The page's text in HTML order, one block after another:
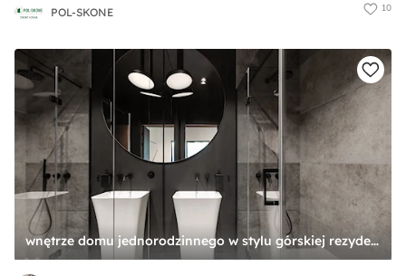
POL-SKONE 10
wnętrze domu jednorodzinnego w stylu górskiej rezydencji | SPACELAB - zdjęcie od SPACELAB | Agnieszka Deptuła Architekt